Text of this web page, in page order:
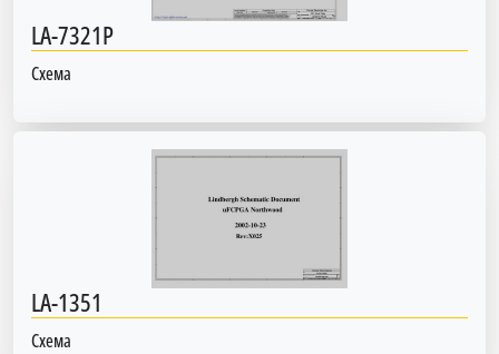
LA-7321P
Схема
LA-1351
Схема